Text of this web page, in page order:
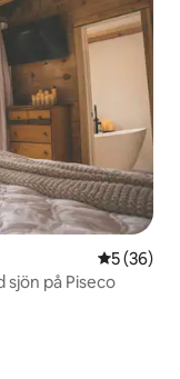
5 av 5 i
5 (36)
på Piseco